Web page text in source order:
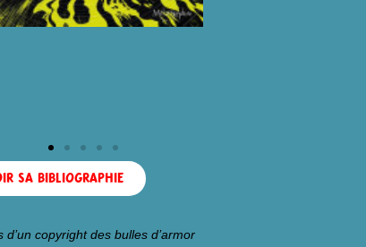
sa bibliographie
d’un copyright des bulles d’armor